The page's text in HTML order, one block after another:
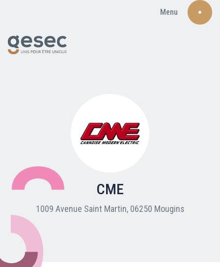
Menu
Nos adhérents
Carte du réseau
Nos partenaires
Clients professionnels
CME
1009 Avenue Saint Martin, 06250 Mougins